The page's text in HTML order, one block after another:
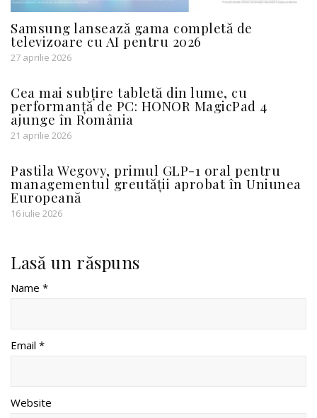
Samsung lansează gama completă de
televizoare cu AI pentru 2026
27 aprilie 2026
Cea mai subțire tabletă din lume, cu
performanță de PC: HONOR MagicPad 4
ajunge în România
21 aprilie 2026
Pastila Wegovy, primul GLP-1 oral pentru
managementul greutății aprobat în Uniunea
Europeană
16 iulie 2026
Lasă un răspuns
Name *
Email *
Website